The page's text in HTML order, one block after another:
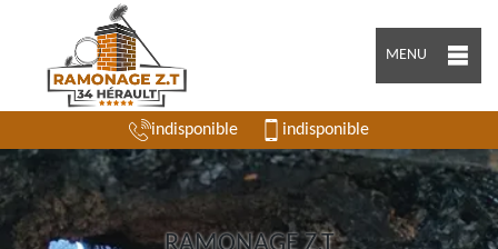
MENU
indisponible indisponible